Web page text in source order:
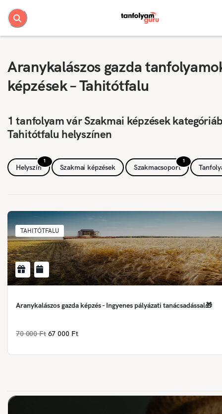
Aranykalászos gazda
képzések – Tahitótfalu
1 tanfolyam vár Szakmai képzések
Tahitótfalu helyszínen
1
Helyszín Szakmai képzések
1
Szakmacsoport
TAHITÓTFALU
Aranykalászos gazda képzés - Ingyenes pályázati tanácsadással🎁
70 000 Ft 67 000 Ft